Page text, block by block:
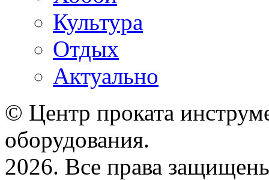
Культура
Отдых
Актуально
© Центр проката
оборудования.
2026. Все права